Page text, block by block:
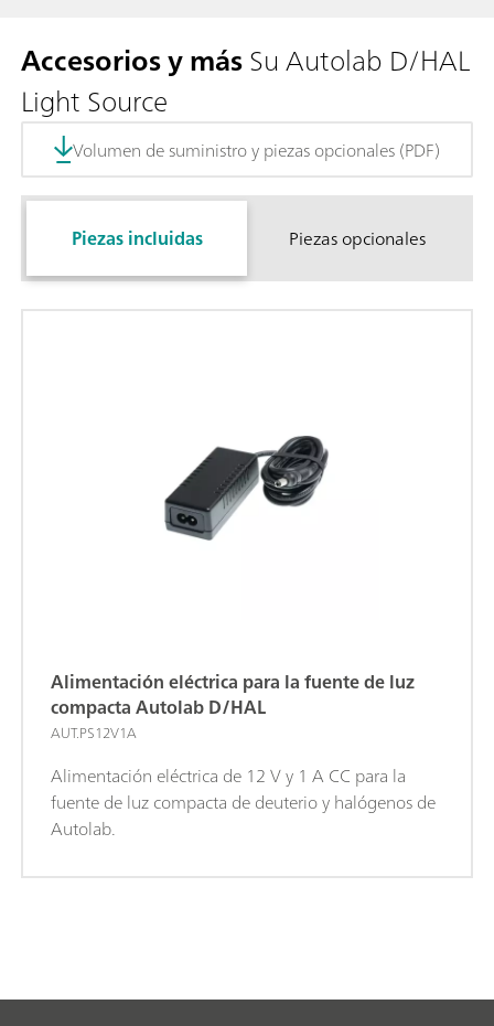
Accesorios y másSu Autolab D/HAL
Light Source
Volumen de suministro y piezas opcionales (PDF)
Piezas incluidas Piezas opcionales
Alimentación eléctrica para la fuente de luz
compacta Autolab D/HAL
AUT.PS12V1A
Alimentación eléctrica de 12 V y 1 A CC para la
fuente de luz compacta de deuterio y halógenos de
Autolab.